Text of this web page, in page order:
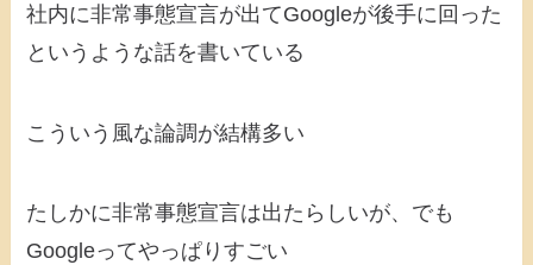
社内に非常事態宣言が出てGoogleが後手に回った
というような話を書いている
こういう風な論調が結構多い
たしかに非常事態宣言は出たらしいが、でも
Googleってやっぱりすごい